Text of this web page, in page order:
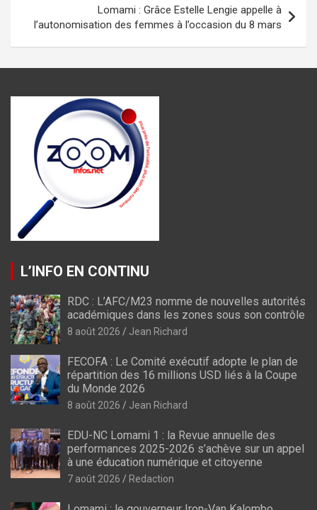
Lomami : Grâce Estelle Lengie appelle à
l’autonomisation des femmes à l’occasion du 8 mars
L’INFO EN CONTINU
RDC : L’AFC/M23 nomme de nouvelles autorités
académiques dans les zones sous son contrôle
8 août 2026 Jean Richard
FECOFA : Le Comité exécutif adopte le plan de
répartition des 16 millions USD liés à la Coupe
du Monde 2026
8 août 2026 Jean Richard
EDU-NC Lomami 1 : la Revue annuelle des
performances 2025-2026 s’achève sur un appel
à une éducation numérique et citoyenne
7 août 2026 Redaction